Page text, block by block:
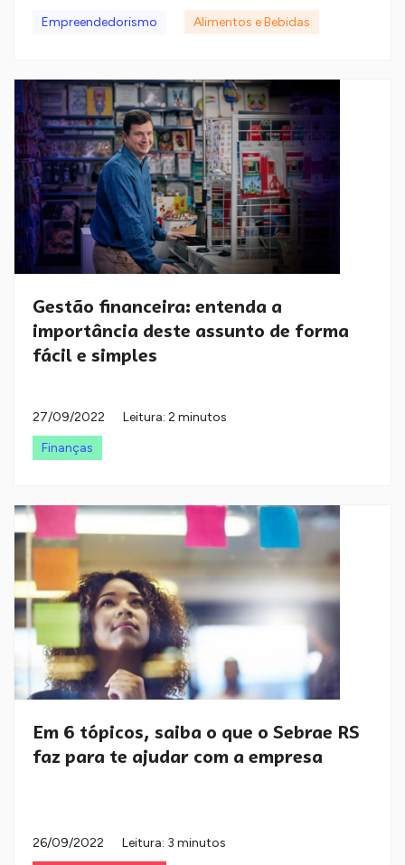
Empreendedorismo Alimentos e Bebidas
Gestão financeira: entenda a
importância deste assunto de forma
fácil e simples
27/09/2022
Leitura: 2 minutos
Finanças
Em 6 tópicos, saiba o que o Sebrae RS
faz para te ajudar com a empresa
26/09/2022
Leitura: 3 minutos